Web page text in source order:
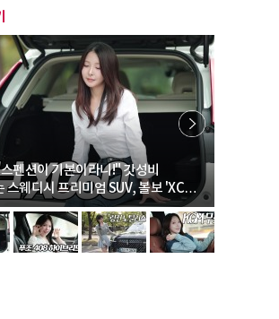
펜션이 기본이라니!" 갓성비
스웨디시 프리미엄 SUV, 볼보 'XC60
'